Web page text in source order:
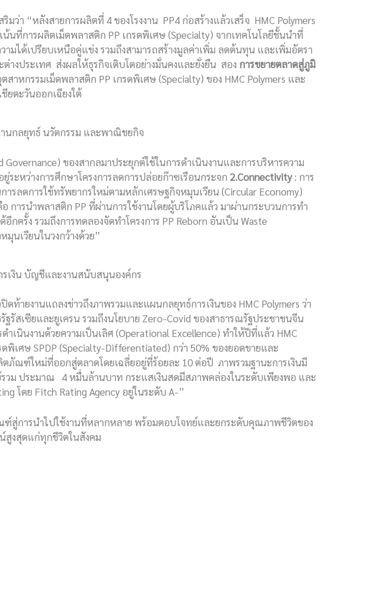
ว่า “หลังสายการผลิตที่ 4 ของโรงงาน PP4 ก่อสร้างแล้วเสร็จ HMC Polymers
น้นที่การผลิตเม็ดพลาสติก PP เกรดพิเศษ (Specialty) จากเทคโนโลยีชั้นนำที่
มได้เปรียบเหนือคู่แข่ง รวมถึงสามารถสร้างมูลค่าเพิ่ม ลดต้นทุน และเพิ่มอัตรา
งประเทศ ส่งผลให้ธุรกิจเติบโตอย่างมั่นคงและยั่งยืน สอง การขยายตลาดสู่ภูมิ
าหกรรมเม็ดพลาสติก PP เกรดพิเศษ (Specialty) ของ HMC Polymers และ
ยตะวันออกเฉียงใต้
นกลยุทธ์ นวัตกรรม และพาณิชยกิจ
ของสากลมาประยุกต์ใช้ในการดำเนินงานและการบริหารความ
ระหว่างการศึกษาโครงการลดการปล่อยก๊าซเรือนกระจก 2.Connectivity: การ
ารลดการใช้ทรัพยากรใหม่ตามหลักเศรษฐกิจหมุนเวียน (Circular Economy)
การนําพลาสติก PP ที่ผ่านการใช้งานโดยผู้บริโภคแล้ว มาผ่านกระบวนการทํา
ครั้ง รวมถึงการทดลองจัดทำโครงการ PP Reborn อันเป็น Waste
นเวียนในวงกว้างด้วย”
รเงิน บัญชีและงานสนับสนุนองค์กร
ายงานแถลงข่าวถึงภาพรวมและแผนกลยุทธ์การเงินของ HMC Polymers ว่า
รัสเซียและยูเครน รวมถึงนโยบาย Zero-Covid ของสาธารณรัฐประชาชนจีน
นินงานด้วยความเป็นเลิศ (Operational Excellence) ทำให้ปีที่แล้ว HMC
พิเศษ SPDP (Specialty-Differentiated) กว่า 50% ของยอดขายและ
ณฑ์ใหม่ที่ออกสู่ตลาดโดยเฉลี่ยอยู่ที่ร้อยละ 10 ต่อปี ภาพรวมฐานะการเงินมี
ม ประมาณ 4 หมื่นล้านบาท กระแสเงินสดมีสภาพคล่องในระดับเพียงพอ และ
โดย Fitch Rating Agency อยู่ในระดับ A-”
สู่การนำไปใช้งานที่หลากหลาย พร้อมตอบโจทย์และยกระดับคุณภาพชีวิตของ
สูงสุดแก่ทุกชีวิตในสังคม